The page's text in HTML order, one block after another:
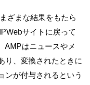
ざまな結果をもたら
サイトに戻って
AMPはニュースやメ
り、変換されたときに
ンが付与されるという